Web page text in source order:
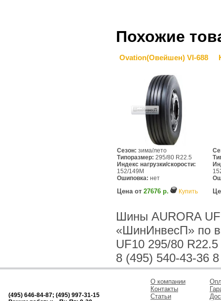
Похожие
Ovation(Овейшен) VI-688
Сезон: зима/лето
Типоразмер: 295/80 R22.5
Индекс нагрузки/скорости:
152/149M
Ошиповка: нет
Цена от 27676 р. Купить
Шины AURORA
«ШинИнвесП» по
UF10 295/80
8 (495) 540-43-36
(495) 646-84-87; (495) 997-31-15
О компании
Контакты
Статьи